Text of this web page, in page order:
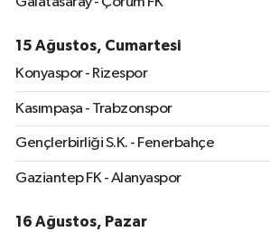
15 Ağustos, Cumartesi
Konyaspor - Rizespor
Kasımpaşa - Trabzonspor
Gençlerbirliği S.K. - Fenerbahçe
Gaziantep FK - Alanyaspor
16 Ağustos, Pazar